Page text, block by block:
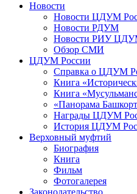
Новости
Новости ЦДУМ
Новости РДУМ
Новости РИУ
Обзор СМИ
ЦДУМ России
Справка о ЦДУМ
Книга
Книга
«Панорама
Награды ЦДУМ
История ЦДУМ
Верховный муфтий
Биография
Книга
Фильм
Фотогалерея
Законодательство